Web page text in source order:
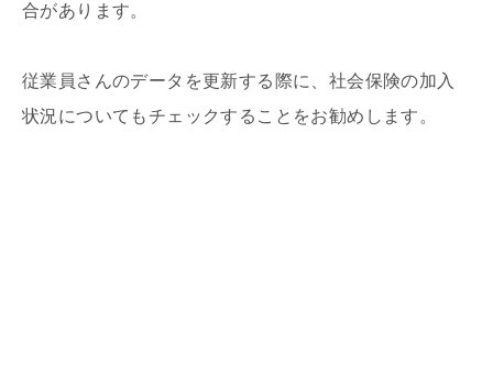
合があります。
従業員さんのデータを更新する際に、社会保険の加入
状況についてもチェックすることをお勧めします。